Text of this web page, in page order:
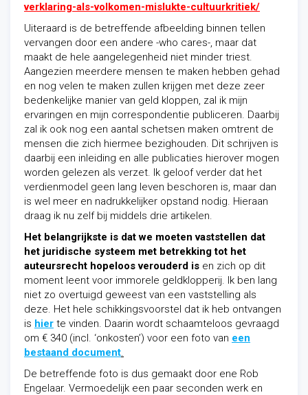
verklaring-als-volkomen-mislukte-cultuurkritiek/
Uiteraard is de betreffende afbeelding binnen tellen
vervangen door een andere -who cares-, maar dat
maakt de hele aangelegenheid niet minder triest.
Aangezien meerdere mensen te maken hebben gehad
en nog velen te maken zullen krijgen met deze zeer
bedenkelijke manier van geld kloppen, zal ik mijn
ervaringen en mijn correspondentie publiceren. Daarbij
zal ik ook nog een aantal schetsen maken omtrent de
mensen die zich hiermee bezighouden. Dit schrijven is
daarbij een inleiding en alle publicaties hierover mogen
worden gelezen als verzet. Ik geloof verder dat het
verdienmodel geen lang leven beschoren is, maar dan
is wel meer en nadrukkelijker opstand nodig. Hieraan
draag ik nu zelf bij middels drie artikelen.
Het belangrijkste is dat we moeten vaststellen dat
het juridische systeem met betrekking tot het
auteursrecht hopeloos verouderd is en zich op dit
moment leent voor immorele geldklopperij. Ik ben lang
niet zo overtuigd geweest van een vaststelling als
deze. Het hele schikkingsvoorstel dat ik heb ontvangen
is hier te vinden. Daarin wordt schaamteloos gevraagd
om € 340 (incl. ‘onkosten’) voor een foto van een
bestaand document.
De betreffende foto is dus gemaakt door ene Rob
Engelaar. Vermoedelijk een paar seconden werk en